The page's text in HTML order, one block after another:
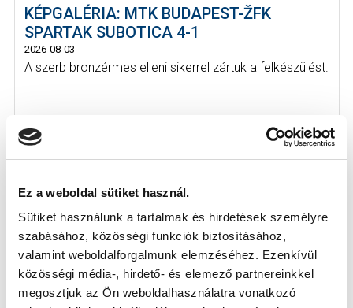
Ez a weboldal sütiket használ.
Sütiket használunk a tartalmak és hirdetések személyre
szabásához, közösségi funkciók biztosításához,
valamint weboldalforgalmunk elemzéséhez. Ezenkívül
közösségi média-, hirdető- és elemező partnereinkkel
megosztjuk az Ön weboldalhasználatra vonatkozó
KÉPGALÉRIA: MTK BUDAPEST-ŽFK
SPARTAK SUBOTICA 4-1
2026-08-03
A szerb bronzérmes elleni sikerrel zártuk a felkészülést.